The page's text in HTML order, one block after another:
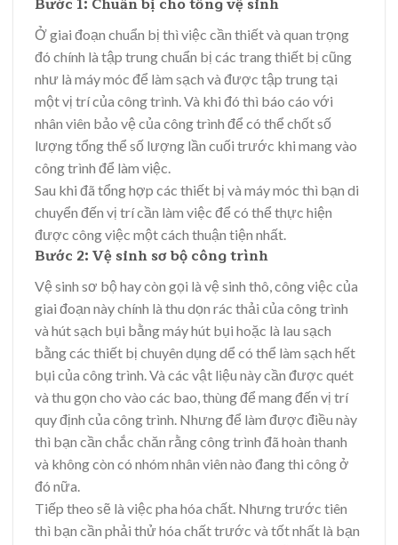
Bước 1: Chuẩn bị cho tổng vệ sinh
Ở giai đoạn chuẩn bị thì việc cần thiết và quan trọng
đó chính là tập trung chuẩn bị các trang thiết bị cũng
như là máy móc để làm sạch và được tập trung tại
một vị trí của công trình. Và khi đó thì báo cáo với
nhân viên bảo vệ của công trình để có thể chốt số
lượng tổng thể số lượng lần cuối trước khi mang vào
công trình để làm việc.
Sau khi đã tổng hợp các thiết bị và máy móc thì bạn di
chuyển đến vị trí cần làm việc để có thể thực hiện
được công việc một cách thuận tiện nhất.
Bước 2: Vệ sinh sơ bộ công trình
Vệ sinh sơ bộ hay còn gọi là vệ sinh thô, công việc của
giai đoạn này chính là thu dọn rác thải của công trình
và hút sạch bụi bằng máy hút bụi hoặc là lau sạch
bằng các thiết bị chuyên dụng dể có thể làm sạch hết
bụi của công trình. Và các vật liệu này cần được quét
và thu gọn cho vào các bao, thùng để mang đến vị trí
quy định của công trình. Nhưng để làm được điều này
thì bạn cần chắc chăn rằng công trình đã hoàn thanh
và không còn có nhóm nhân viên nào đang thi công ở
đó nữa.
Tiếp theo sẽ là việc pha hóa chất. Nhưng trước tiên
thì bạn cần phải thử hóa chất trước và tốt nhất là bạn